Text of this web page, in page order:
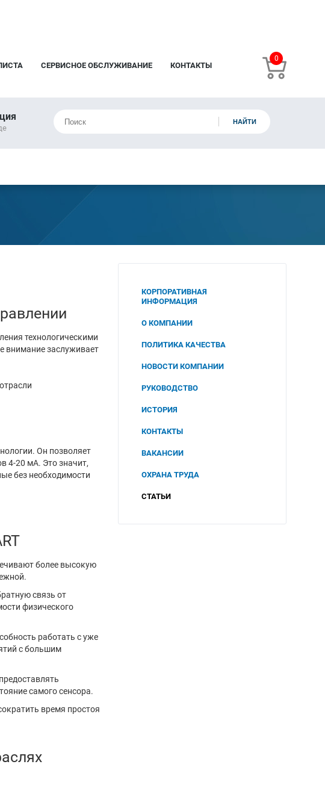
СЕРВИСНОЕ ОБСЛУЖИВАНИЕ КОНТАКТЫ
0
технологическими
внимание заслуживает
Он позволяет
4-20 мА. Это значит,
без необходимости
более высокую
связь от
физического
работать с уже
с большим
самого сенсора.
время простоя
КОРПОРАТИВНАЯ
ИНФОРМАЦИЯ
О КОМПАНИИ
ПОЛИТИКА КАЧЕСТВА
НОВОСТИ КОМПАНИИ
РУКОВОДСТВО
ИСТОРИЯ
КОНТАКТЫ
ВАКАНСИИ
ОХРАНА ТРУДА
2024
ОХРАНЫ ТРУДА И
СТАТЬИ